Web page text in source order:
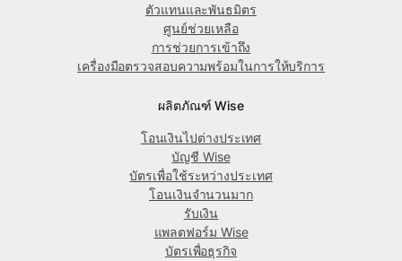
ตัวแทนและพันธมิตร
ศูนย์ช่วยเหลือ
การช่วยการเข้าถึง
เครื่องมือตรวจสอบความพร้อมในการให้บริการ
ผลิตภัณฑ์ Wise
โอนเงินไปต่างประเทศ
บัญชี Wise
บัตรเพื่อใช้ระหว่างประเทศ
โอนเงินจำนวนมาก
รับเงิน
แพลตฟอร์ม Wise
บัตรเพื่อธุรกิจ